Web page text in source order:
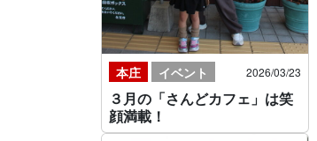
本庄 イベント 2026/03/23
３月の「さんどカフェ」は笑
顔満載！